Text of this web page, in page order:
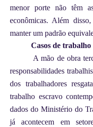
menor porte não têm
econômicas. Além
manter um padrão
Casos de
A mão de obra
responsabilidades
dos trabalhadores
trabalho escravo
dados do Ministério do
já acontecem em